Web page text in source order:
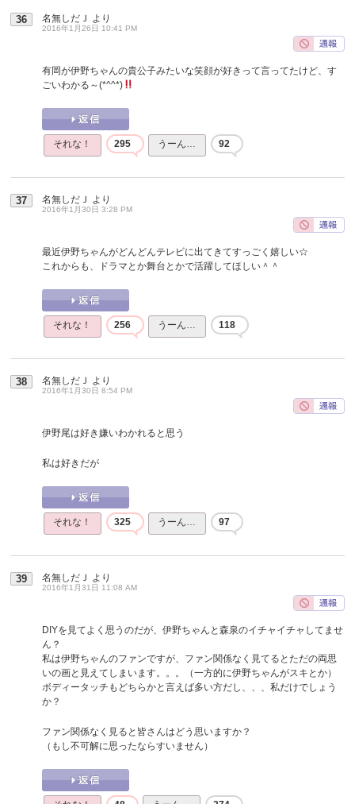
36 名無しだＪ より
2016年1月26日 10:41 PM
有岡が伊野ちゃんの貴公子みたいな笑顔が好きって言ってたけど、す
ごいわかる～(*^^*)
それな！ 295 うーん… 92
37 名無しだＪ より
2016年1月30日 3:28 PM
最近伊野ちゃんがどんどんテレビに出てきてすっごく嬉しい☆
これからも、ドラマとか舞台とかで活躍してほしい＾＾
それな！ 256 うーん… 118
38 名無しだＪ より
2016年1月30日 8:54 PM
伊野尾は好き嫌いわかれると思う
私は好きだが
それな！ 325 うーん… 97
39 名無しだＪ より
2016年1月31日 11:08 AM
DIYを見てよく思うのだが、伊野ちゃんと森泉のイチャイチャしてませ
ん？
私は伊野ちゃんのファンですが、ファン関係なく見てるとただの両思
いの画と見えてしまいます。。。（一方的に伊野ちゃんがスキとか）
ボディータッチもどちらかと言えば多い方だし、、、私だけでしょう
か？
ファン関係なく見ると皆さんはどう思いますか？
（もし不可解に思ったならすいません）